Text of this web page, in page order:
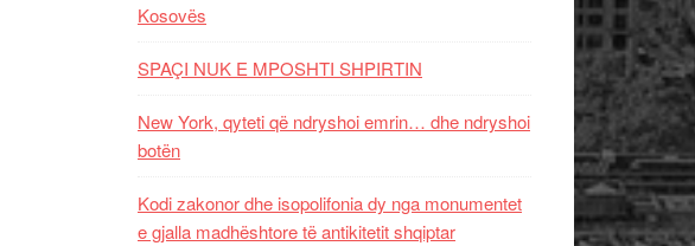
Kosovës
SPAÇI NUK E MPOSHTI SHPIRTIN
New York, qyteti që ndryshoi emrin… dhe ndryshoi
botën
Kodi zakonor dhe isopolifonia dy nga monumentet
e gjalla madhështore të antikitetit shqiptar